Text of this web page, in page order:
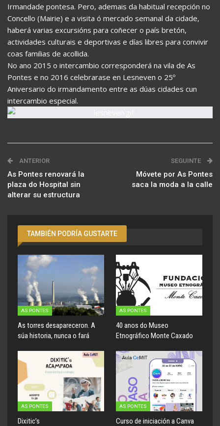
Irmandade pontesa. Pero, ademais da habitual recepción no
Concello (Mairie) e a visita ó mercado semanal da cidade,
haberá varias excursións para coñecer o país bretón,
actividades culturais e deportivas e días libres para convivir
coas familias de acollida.
No ano 2015 o intercambio corresponderá na vila de As
Pontes e no 2016 celebrarase en Lesneven o 25º
Aniversario do irmandamento entre as dúas cidades cun
intercambio especial.
ANTERIOR
As Pontes renovará la
plaza do Hospital sin
alterar su estructura
SEGUINTE
Móvete por As Pontes
saca la moda a la calle
TAMBIÉN PODRÍA GUSTARTE
AS PONTES
As torres desapareceron. A
súa historia, nunca o fará
AS PONTES
40 anos do Museo
Etnográfico Monte Caxado
AS PONTES
Dixitic’s
AS PONTES
Curso de iniciación a Canva